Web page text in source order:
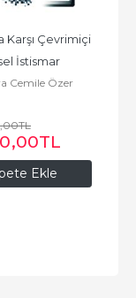
Ekle
Karşı Çevrimiçi
İstismar
Cemile Özer
,00TL
,00TL